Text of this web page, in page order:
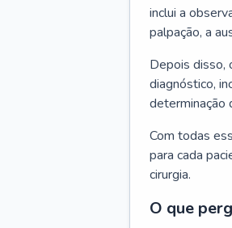
inclui a
palpação, a
Depois disso,
diagnóstico,
determinação
Com todas
para cada
cirurgia.
O que